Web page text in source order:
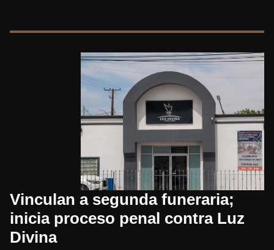
Vinculan a segunda funeraria;
inicia proceso penal contra Luz
Divina